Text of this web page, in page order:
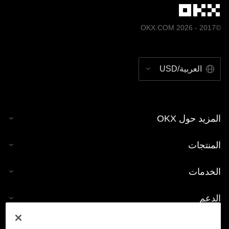
©2017 - 2026 OKX.COM
العربية/USD
المزيد حول OKX
المنتجات
الخدمات
الدعم